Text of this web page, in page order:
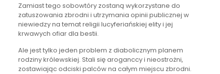
Zamiast tego sobowtóry zostaną wykorzystane do
zatuszowania zbrodni i utrzymania opinii publicznej w
niewiedzy na temat religii lucyferiańskiej elity i jej
krwawych ofiar dla bestii.
Ale jest tylko jeden problem z diabolicznym planem
rodziny królewskiej. Stali się aroganccy i nieostrożni,
zostawiając odciski palców na całym miejscu zbrodni.